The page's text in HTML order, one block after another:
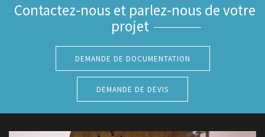
Contactez-nous et parlez-nous de votre
projet
DEMANDE DE DOCUMENTATION
DEMANDE DE DEVIS